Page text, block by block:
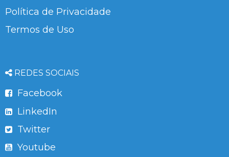
Política de Privacidade
Termos de Uso
REDES SOCIAIS
Facebook
LinkedIn
Twitter
Youtube